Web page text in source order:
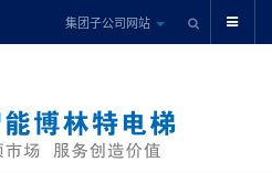
集团子公司网站